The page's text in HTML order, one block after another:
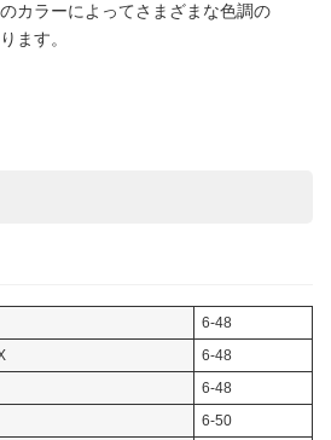
カラーによってさまざまな色調の
ます。
6-48
6-48
6-48
6-50